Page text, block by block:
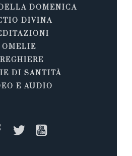
DOMENICA
DIVINA
OMELIE
DI SANTITÀ
E AUDIO